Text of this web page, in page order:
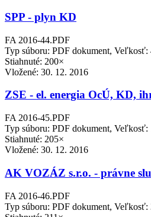
SPP - plyn KD
FA 2016-44.PDF
Typ súboru: PDF dokument, Veľkosť:
Stiahnuté: 200×
Vložené: 30. 12. 2016
ZSE - el. energia OcÚ, KD,
FA 2016-45.PDF
Typ súboru: PDF dokument, Veľkosť:
Stiahnuté: 205×
Vložené: 30. 12. 2016
AK VOZÁZ s.r.o. - právne
FA 2016-46.PDF
Typ súboru: PDF dokument, Veľkosť: